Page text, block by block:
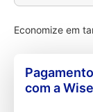
Economize em
com a Wise